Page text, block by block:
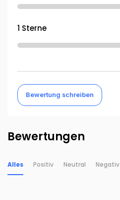
1 Sterne
Bewertung schreiben
Bewertungen
Alles Positiv Neutral Negativ